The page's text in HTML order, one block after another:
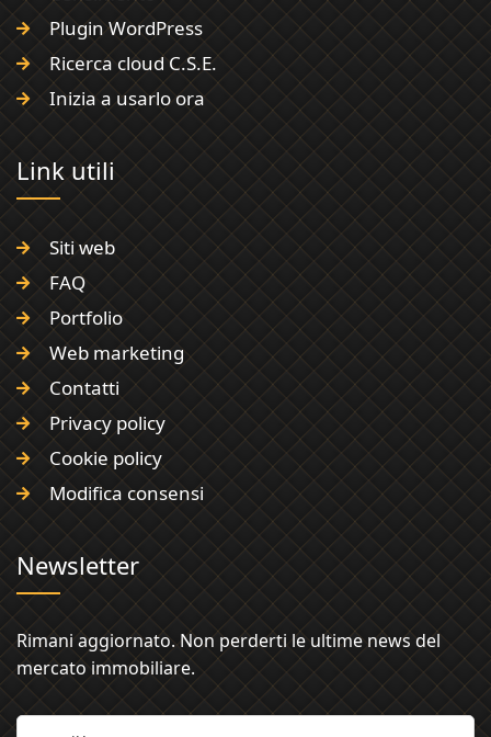
Plugin WordPress
Ricerca cloud C.S.E.
Inizia a usarlo ora
Link utili
Siti web
FAQ
Portfolio
Web marketing
Contatti
Privacy policy
Cookie policy
Modifica consensi
Newsletter
Rimani aggiornato. Non perderti le ultime news del
mercato immobiliare.